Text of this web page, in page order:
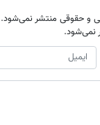
و حقوقی منتشر نمی‌شود.
نمی‌شود.